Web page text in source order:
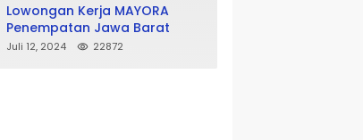
Lowongan Kerja MAYORA
Penempatan Jawa Barat
Juli 12, 2024 22872